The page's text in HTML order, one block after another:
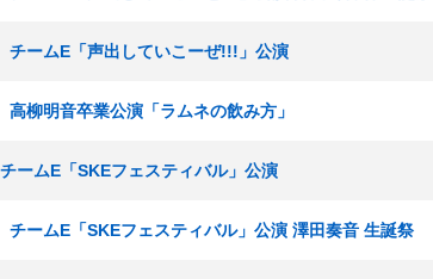
チームE「声出していこーぜ!!!」公演
柳明音卒業公演「ラムネの飲み方」
ームE「SKEフェスティバル」公演
チームE「SKEフェスティバル」公演 澤田奏音 生誕祭